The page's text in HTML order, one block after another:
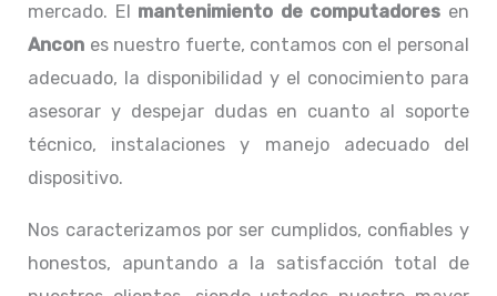
mercado. El mantenimiento de computadores en
Ancon es nuestro fuerte, contamos con el personal
adecuado, la disponibilidad y el conocimiento para
asesorar y despejar dudas en cuanto al soporte
técnico, instalaciones y manejo adecuado del
dispositivo.
Nos caracterizamos por ser cumplidos, confiables y
honestos, apuntando a la satisfacción total de